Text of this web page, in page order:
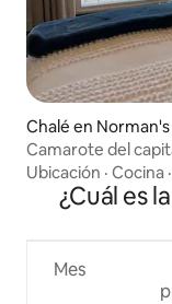
Chalé en
Camarote del
Ubicación · Cocina ·
¿Cuál es
Mes